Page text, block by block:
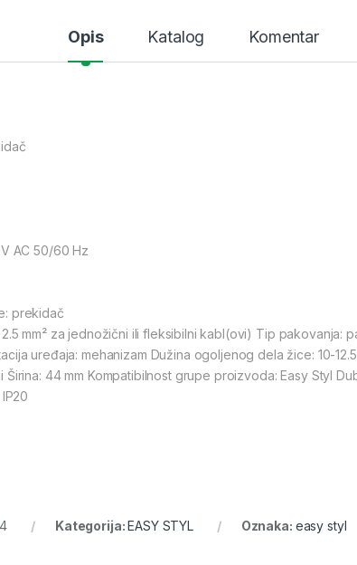
Opis Katalog Komentar
AC 50/60 Hz
prekidač
mm² za jednožični ili fleksibilni kabl(ovi) Tip pakovanja:
uređaja: mehanizam Dužina ogoljenog dela žice: 10-
44 mm Kompatibilnost grupe proizvoda: Easy Styl
Kategorija:EASY STYL Oznaka: easy styl